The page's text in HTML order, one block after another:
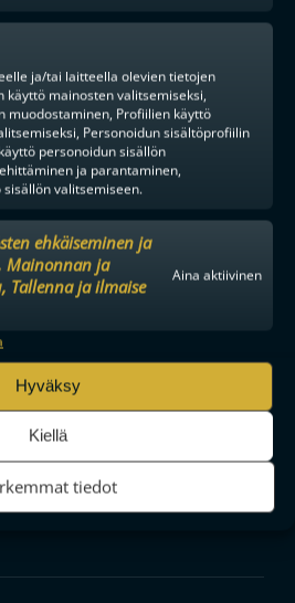
ja/tai laitteella olevien tietojen
käyttö mainosten valitsemiseksi,
muodostaminen, Profiilien käyttö
Personoidun sisältöprofiilin
personoidun sisällön
ja parantaminen,
valitsemiseen.
ehkäiseminen ja
Mainonnan ja
Tallenna ja ilmaise
Aina aktiivinen
Hyväksy
Kiellä
tiedot